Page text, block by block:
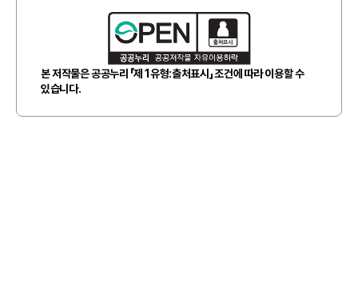
본 저작물은 공공누리 「제 1유형:출처표시」 조건에 따라 이용할 수
있습니다.